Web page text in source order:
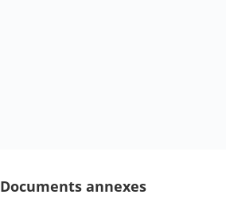
Documents annexes